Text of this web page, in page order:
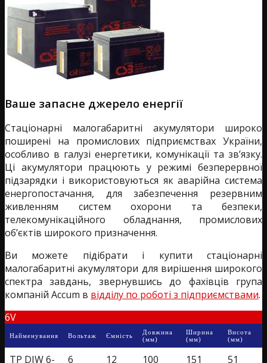
Ваше запасне джерело енергії
Стаціонарні малогабаритні акумулятори широко
поширені на промислових підприємствах України,
особливо в галузі енергетики, комунікації та зв’язку.
Ці акумулятори працюють у режимі безперервної
підзарядки і використовуються як аварійна система
енергопостачання, для забезпечення резервним
живленням систем охорони та безпеки,
телекомунікаційного обладнання, промислових
об’єктів широкого призначення.
Ви можете підібрати і купити стаціонарні
малогабаритні акумулятори для вирішення широкого
спектра завдань, звернувшись до фахівців група
компаній Accum в відділу по роботі з підприємствами.
6V
Найменування Вольтаж Ємність
Довжина
(мм)
Ширина
(мм)
Висота
(мм)
TP DJW 6- 6 12 100 151 51